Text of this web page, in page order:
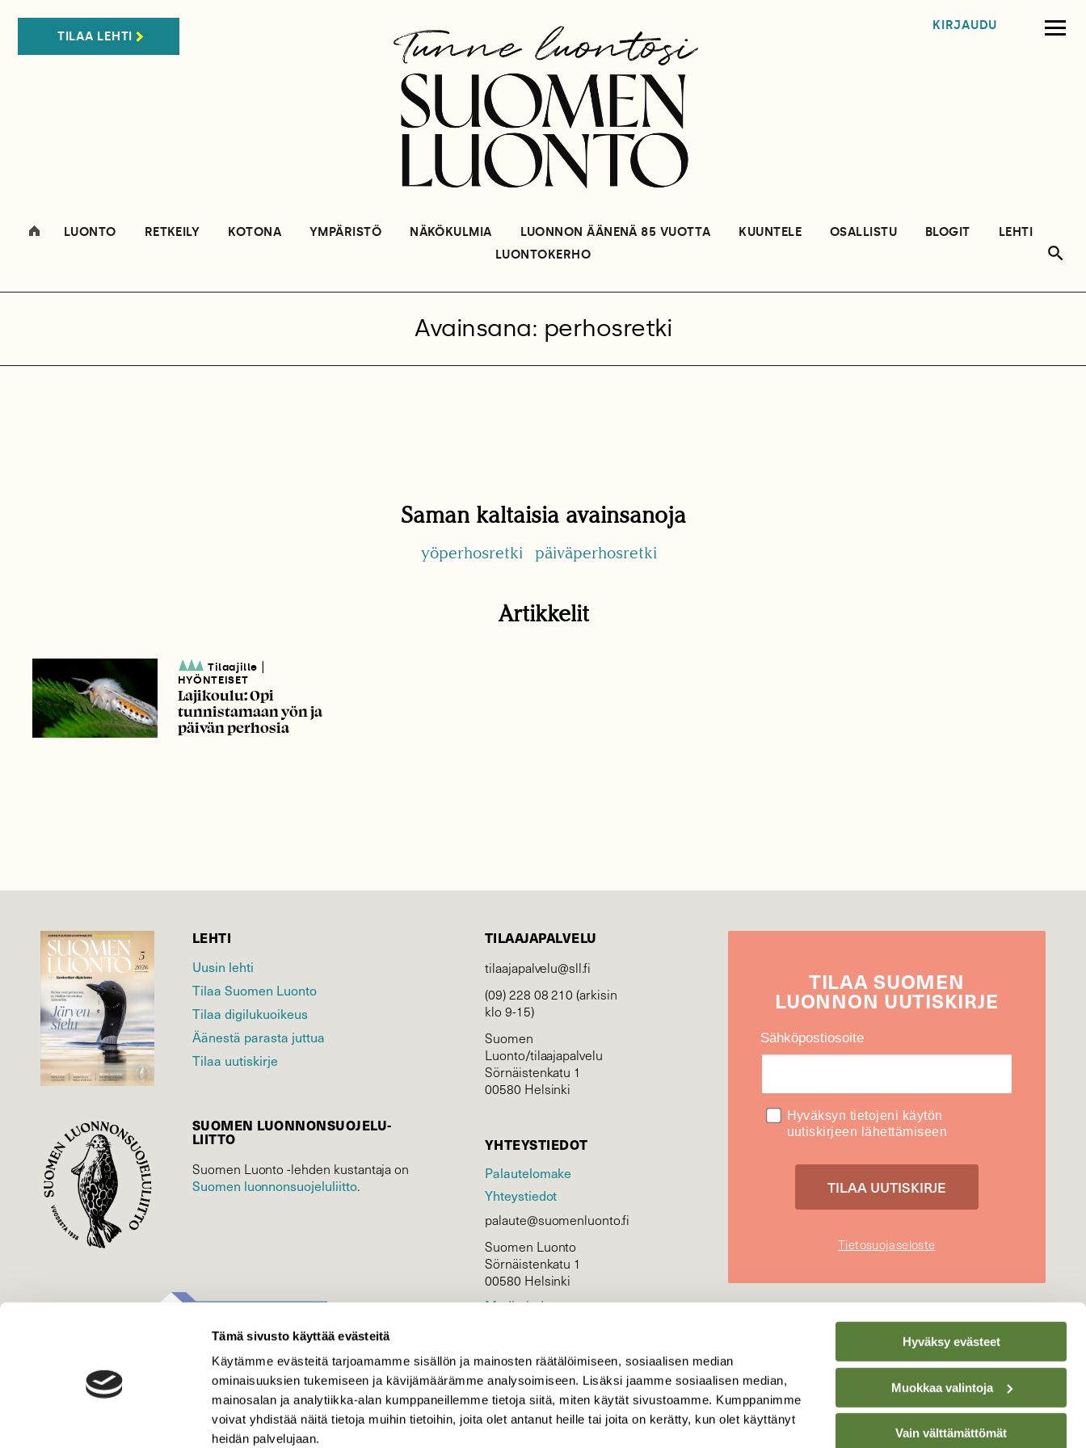
Tämä sivusto käyttää evästeitä
Käytämme evästeitä tarjoamamme sisällön ja mainosten räätälöimiseen, sosiaalisen median
ominaisuuksien tukemiseen ja kävijämäärämme analysoimiseen. Lisäksi jaamme sosiaalisen median,
mainosalan ja analytiikka-alan kumppaneillemme tietoja siitä, miten käytät sivustoamme. Kumppanimme
voivat yhdistää näitä tietoja muihin tietoihin, joita olet antanut heille tai joita on kerätty, kun olet käyttänyt
heidän palvelujaan.
Hyväksy evästeet
Muokkaa valintoja
Vain välttämättömät
TILAA LEHTI
KIRJAUDU
LUONTO RETKEILY KOTONA YMPÄRISTÖ NÄKÖKULMIA LUONNON ÄÄNENÄ 85 VUOTTA KUUNTELE OSALLISTU BLOGIT
LEHTI
LUONTOKERHO
Avainsana: perhosretki
Saman kaltaisia avainsanoja
yöperhosretki päiväperhosretki
Artikkelit
Tilaajille
HYÖNTEISET
Lajikoulu: Opi
tunnistamaan yön ja
päivän perhosia
LEHTI
Uusin lehti
Tilaa Suomen Luonto
Tilaa digilukuoikeus
Äänestä parasta juttua
Tilaa uutiskirje
SUOMEN LUONNON­SUOJELU­
LIITTO
Suomen Luonto -lehden kustantaja on
Suomen luonnonsuojelu­liitto.
TILAAJAPALVELU
tilaajapalvelu@sll.fi
(09) 228 08 210 (arkisin
klo 9-15)
Suomen
Luonto/tilaajapalvelu
Sörnäistenkatu 1
00580 Helsinki
YHTEYSTIEDOT
Palautelomake
Yhteystiedot
palaute@suomenluonto.fi
Suomen Luonto
Sörnäistenkatu 1
00580 Helsinki
Mediatiedot
KIRJAUDU
TILAASUOMEN
LUONNON UUTIS­KIRJE
Sähköpostiosoite
Hyväksyn tietojeni käytön
uutiskirjeen lähettämiseen
Tietosuojaseloste